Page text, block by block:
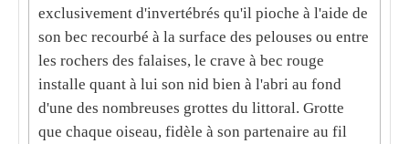
exclusivement d'invertébrés qu'il pioche à l'aide de
son bec recourbé à la surface des pelouses ou entre
les rochers des falaises, le crave à bec rouge
installe quant à lui son nid bien à l'abri au fond
d'une des nombreuses grottes du littoral. Grotte
que chaque oiseau, fidèle à son partenaire au fil